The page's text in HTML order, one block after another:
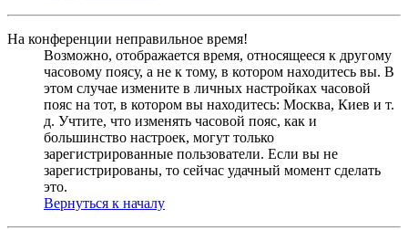
На конференции неправильное время!
Возможно, отображается время, относящееся к другому
часовому поясу, а не к тому, в котором находитесь вы. В
этом случае измените в личных настройках часовой
пояс на тот, в котором вы находитесь: Москва, Киев и т.
д. Учтите, что изменять часовой пояс, как и
большинство настроек, могут только
зарегистрированные пользователи. Если вы не
зарегистрированы, то сейчас удачный момент сделать
это.
Вернуться к началу